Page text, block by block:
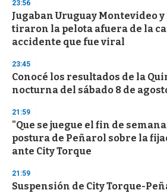
d
s
o
f
3
s
e
c
o
d
s
23:56
Jugaban Uruguay Montevideo y
tiraron la pelota afuera de la
accidente que fue viral
23:45
Conocé los resultados de la
nocturna del sábado 8 de
21:59
"Que se juegue el fin de
postura de Peñarol sobre la
ante City Torque
21:59
Suspensión de City Torque-